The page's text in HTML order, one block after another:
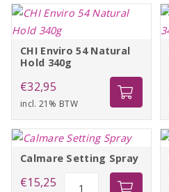
CHI Enviro 54 Natural
Hold 340g
€32,95
incl. 21% BTW
Calmare Setting Spray
€15,25